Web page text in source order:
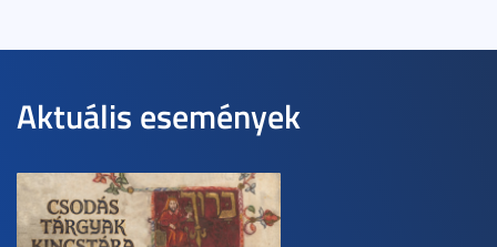
Aktuális események